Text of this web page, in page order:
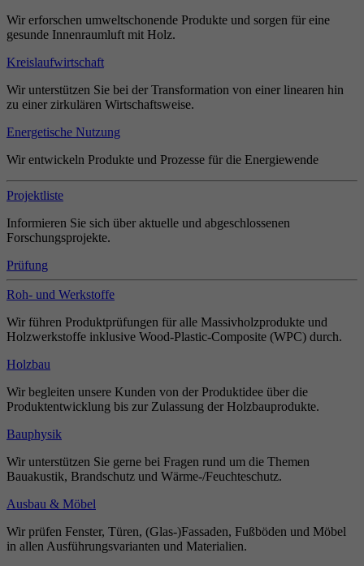
Wir erforschen umweltschonende Produkte und sorgen für eine
gesunde Innenraumluft mit Holz.
Kreislaufwirtschaft
Wir unterstützen Sie bei der Transformation von einer linearen hin
zu einer zirkulären Wirtschaftsweise.
Energetische Nutzung
Wir entwickeln Produkte und Prozesse für die Energiewende
Projektliste
Informieren Sie sich über aktuelle und abgeschlossenen
Forschungsprojekte.
Prüfung
Roh- und Werkstoffe
Wir führen Produktprüfungen für alle Massivholzprodukte und
Holzwerkstoffe inklusive Wood-Plastic-Composite (WPC) durch.
Holzbau
Wir begleiten unsere Kunden von der Produktidee über die
Produktentwicklung bis zur Zulassung der Holzbauprodukte.
Bauphysik
Wir unterstützen Sie gerne bei Fragen rund um die Themen
Bauakustik, Brandschutz und Wärme-/Feuchteschutz.
Ausbau & Möbel
Wir prüfen Fenster, Türen, (Glas-)Fassaden, Fußböden und Möbel
in allen Ausführungsvarianten und Materialien.